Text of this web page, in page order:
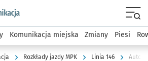
wroclaw.pl podserwis: Komunikacja
Komunikacja miejska Zmiany Piesi
Rozkłady jazdy MPK Linia 146